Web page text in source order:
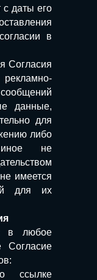
с даты его
в
Согласия
данные,
для
либо
иное не
имеется
для их
в любое
Согласие
ссылке